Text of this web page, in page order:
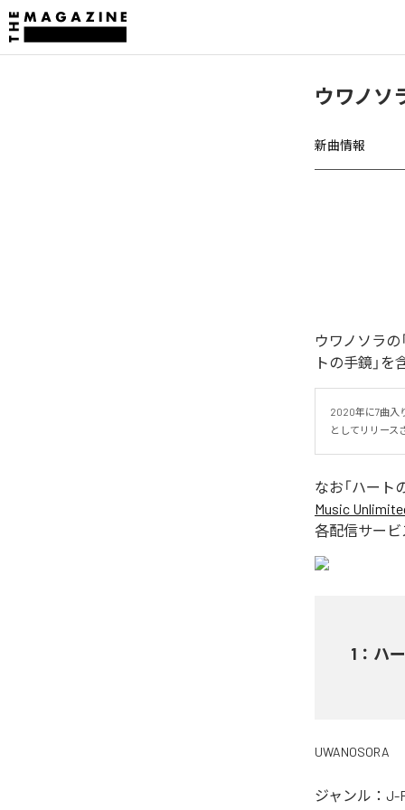
ウワノソ
新曲情報
ウワノソラの
トの手鏡」
2020年に7曲入
としてリリース
なお「ハート
Music
各配信サービ
1 ： ハ
UWANOSORA
ジャンル： J-